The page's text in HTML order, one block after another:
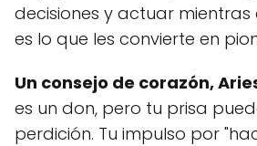
decisiones y actuar
es lo que les convierte en
Un consejo de corazón,
es un don, pero tu prisa
perdición. Tu impulso por